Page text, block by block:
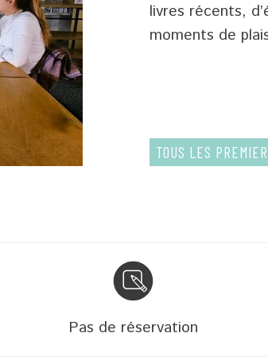
livres récents,
moments de
TOUS LES
Pas de réservation